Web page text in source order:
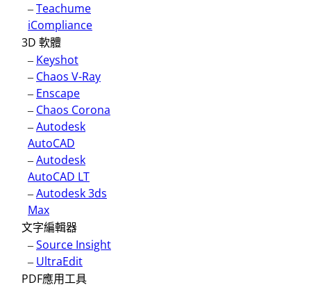
–Teachume
iCompliance
3D 軟體
– Keyshot
– Chaos V-Ray
– Enscape
– Chaos Corona
–Autodesk
AutoCAD
–Autodesk
AutoCAD LT
–Autodesk 3ds
Max
文字編輯器
–Source Insight
– UltraEdit
PDF應用工具